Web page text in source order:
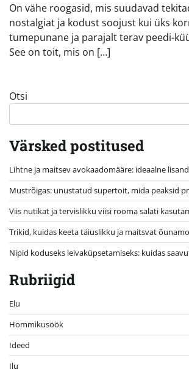
On vähe roogasid, mis suudavad
nostalgiat ja kodust soojust kui üks
tumepunane ja parajalt terav peedi-
See on toit, mis on […]
Otsi
Värsked postitused
Lihtne ja maitsev avokaadomääre: ideaalne
Mustrõigas: unustatud supertoit, mida peaksid
Viis nutikat ja tervislikku viisi rooma salati
Trikid, kuidas keeta täiuslikku ja maitsvat
Nipid koduseks leivaküpsetamiseks: kuidas
Rubriigid
Elu
Hommikusöök
Ideed
Ilu